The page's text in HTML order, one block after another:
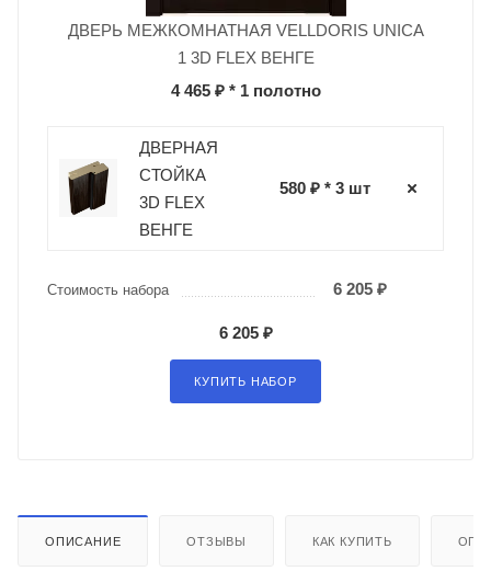
ДВЕРЬ МЕЖКОМНАТНАЯ VELLDORIS UNICA
1 3D FLEX ВЕНГЕ
4 465 ₽* 1 полотно
ДВЕРНАЯ
СТОЙКА
3D FLEX
ВЕНГЕ
580 ₽ * 3 шт
Стоимость набора 6 205 ₽
6 205 ₽
КУПИТЬ НАБОР
ОПИСАНИЕ ОТЗЫВЫ КАК КУПИТЬ